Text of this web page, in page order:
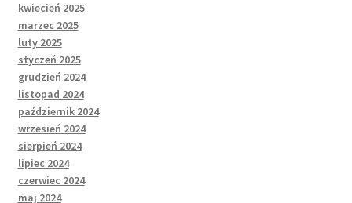
kwiecień 2025
marzec 2025
luty 2025
styczeń 2025
grudzień 2024
listopad 2024
październik 2024
wrzesień 2024
sierpień 2024
lipiec 2024
czerwiec 2024
maj 2024